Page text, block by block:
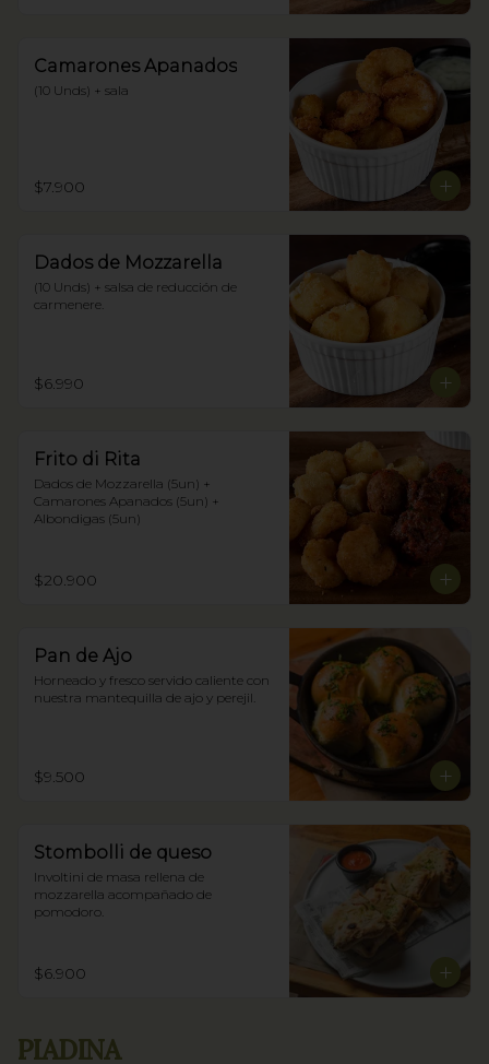
Camarones Apanados
(10 Unds) + sala
$7.900
Dados de Mozzarella
(10 Unds) + salsa de reducción de
carmenere.
$6.990
Frito di Rita
Dados de Mozzarella (5un) +
Camarones Apanados (5un) +
Albondigas (5un)
$20.900
Pan de Ajo
Horneado y fresco servido caliente con
nuestra mantequilla de ajo y perejil.
$9.500
Stombolli de queso
Involtini de masa rellena de
mozzarella acompañado de
pomodoro.
$6.900
PIADINA